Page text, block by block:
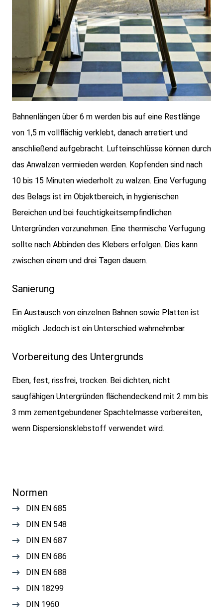
Bahnenlängen über 6 m werden bis auf eine Restlänge
von 1,5 m vollflächig verklebt, danach arretiert und
anschließend aufgebracht. Lufteinschlüsse können durch
das Anwalzen vermieden werden. Kopfenden sind nach
10 bis 15 Minuten wiederholt zu walzen. Eine Verfugung
des Belags ist im Objektbereich, in hygienischen
Bereichen und bei feuchtigkeitsempfindlichen
Untergründen vorzunehmen. Eine thermische Verfugung
sollte nach Abbinden des Klebers erfolgen. Dies kann
zwischen einem und drei Tagen dauern.
Sanierung
Ein Austausch von einzelnen Bahnen sowie Platten ist
möglich. Jedoch ist ein Unterschied wahrnehmbar.
Vorbereitung des Untergrunds
Eben, fest, rissfrei, trocken. Bei dichten, nicht
saugfähigen Untergründen flächendeckend mit 2 mm bis
3 mm zementgebundener Spachtelmasse vorbereiten,
wenn Dispersionsklebstoff verwendet wird.
Normen
DIN EN 685
DIN EN 548
DIN EN 687
DIN EN 686
DIN EN 688
DIN 18299
DIN 1960